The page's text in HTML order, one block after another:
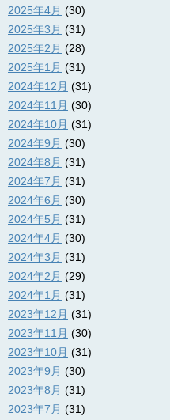
2025年4月 (30)
2025年3月 (31)
2025年2月 (28)
2025年1月 (31)
2024年12月 (31)
2024年11月 (30)
2024年10月 (31)
2024年9月 (30)
2024年8月 (31)
2024年7月 (31)
2024年6月 (30)
2024年5月 (31)
2024年4月 (30)
2024年3月 (31)
2024年2月 (29)
2024年1月 (31)
2023年12月 (31)
2023年11月 (30)
2023年10月 (31)
2023年9月 (30)
2023年8月 (31)
2023年7月 (31)